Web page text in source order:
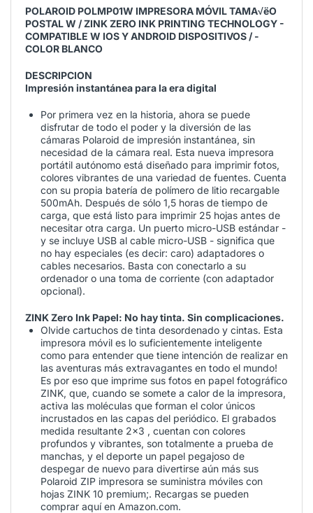
POLAROID POLMP01W IMPRESORA MÓVIL TAMA√ëO
POSTAL W / ZINK ZERO INK PRINTING TECHNOLOGY -
COMPATIBLE W IOS Y ANDROID DISPOSITIVOS / -
COLOR BLANCO
DESCRIPCION
Impresión instantánea para la era digital
Por primera vez en la historia, ahora se puede
disfrutar de todo el poder y la diversión de las
cámaras Polaroid de impresión instantánea, sin
necesidad de la cámara real. Esta nueva impresora
portátil autónomo está diseñado para imprimir fotos,
colores vibrantes de una variedad de fuentes. Cuenta
con su propia batería de polímero de litio recargable
500mAh. Después de sólo 1,5 horas de tiempo de
carga, que está listo para imprimir 25 hojas antes de
necesitar otra carga. Un puerto micro-USB estándar -
y se incluye USB al cable micro-USB - significa que
no hay especiales (es decir: caro) adaptadores o
cables necesarios. Basta con conectarlo a su
ordenador o una toma de corriente (con adaptador
opcional).
ZINK Zero Ink Papel: No hay tinta. Sin complicaciones.
Olvide cartuchos de tinta desordenado y cintas. Esta
impresora móvil es lo suficientemente inteligente
como para entender que tiene intención de realizar en
las aventuras más extravagantes en todo el mundo!
Es por eso que imprime sus fotos en papel fotográfico
ZINK, que, cuando se somete a calor de la impresora,
activa las moléculas que forman el color únicos
incrustados en las capas del periódico. El grabados
medida resultante 2x3 , cuentan con colores
profundos y vibrantes, son totalmente a prueba de
manchas, y el deporte un papel pegajoso de
despegar de nuevo para divertirse aún más sus
Polaroid ZIP impresora se suministra móviles con
hojas ZINK 10 premium;. Recargas se pueden
comprar aquí en Amazon.com.